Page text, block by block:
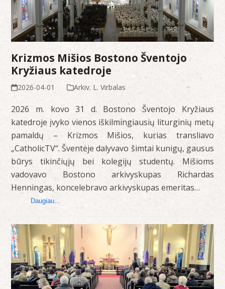
Krizmos Mišios Bostono Šventojo
Kryžiaus katedroje
2026-04-01 Arkiv. L. Virbalas
2026 m. kovo 31 d. Bostono Šventojo Kryžiaus
katedroje įvyko vienos iškilmingiausių liturginių metų
pamaldų – Krizmos Mišios, kurias transliavo
„CatholicTV“. Šventėje dalyvavo šimtai kunigų, gausus
būrys tikinčiųjų bei kolegijų studentų. Mišioms
vadovavo Bostono arkivyskupas Richardas
Henningas, koncelebravo arkivyskupas emeritas…
Daugiau...